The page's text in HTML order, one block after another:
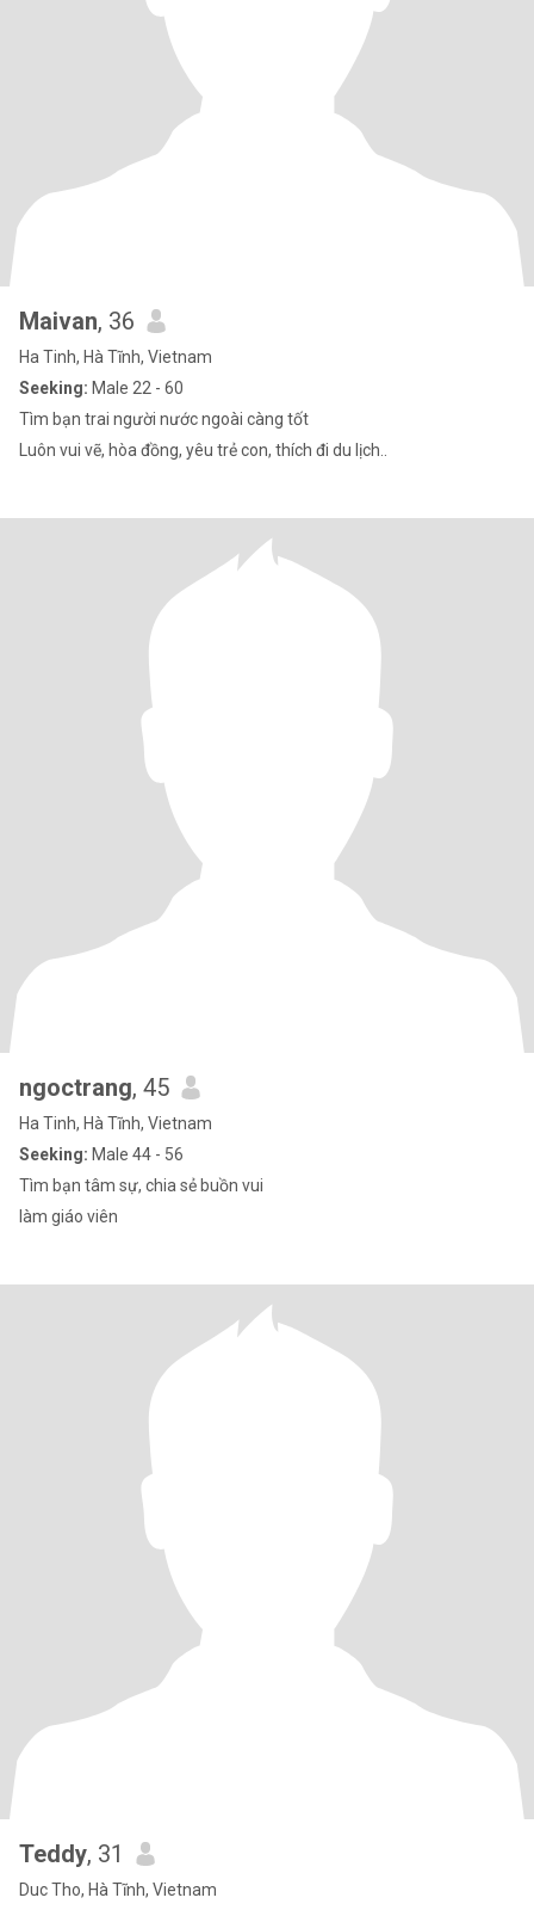
Maivan, 36
Ha Tinh, Hà Tĩnh, Vietnam
Seeking: Male 22 - 60
Tìm bạn trai người nước ngoài càng tốt
Luôn vui vẽ, hòa đồng, yêu trẻ con, thích đi du lịch..
ngoctrang, 45
Ha Tinh, Hà Tĩnh, Vietnam
Seeking: Male 44 - 56
Tìm bạn tâm sự, chia sẻ buồn vui
làm giáo viên
Teddy, 31
Duc Tho, Hà Tĩnh, Vietnam